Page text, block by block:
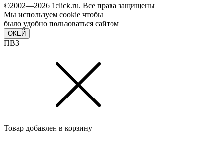
©2002—2026 1сlick.ru. Все права защищены
Мы используем cookie чтобы
было удобно пользоваться сайтом
ОКЕЙ
ПВЗ
Товар добавлен в корзину